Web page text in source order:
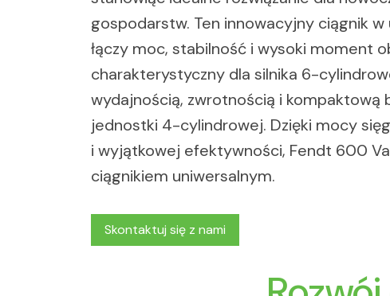
gospodarstw. Ten innowacyjny ciągnik
łączy moc, stabilność i wysoki moment
charakterystyczny dla silnika 6-
wydajnością, zwrotnością i kompaktową
jednostki 4-cylindrowej. Dzięki mocy
i wyjątkowej efektywności, Fendt 600
ciągnikiem uniwersalnym.
Skontaktuj się z nami